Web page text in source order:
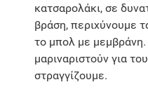
κατσαρολάκι, σε
βράση, περιχύνουμε
το μπολ με
μαριναριστούν για
στραγγίζουμε.